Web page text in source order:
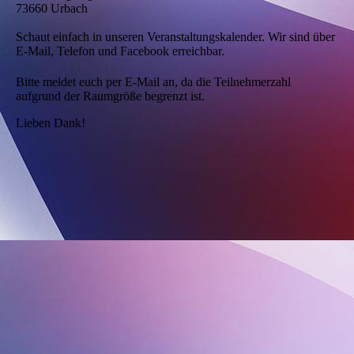
73660 Urbach
Schaut einfach in unseren Veranstaltungskalender. Wir sind über
E-Mail, Telefon und Facebook erreichbar.
Bitte meldet euch per E-Mail an, da die Teilnehmerzahl
aufgrund der Raumgröße begrenzt ist.
Lieben Dank!